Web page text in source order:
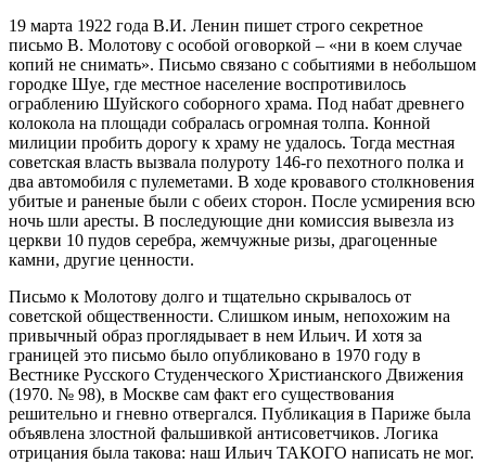
19 марта 1922 года В.И. Ленин пишет строго секретное
письмо В. Молотову с особой оговоркой – «ни в коем случае
копий не снимать». Письмо связано с событиями в небольшом
городке Шуе, где местное население воспротивилось
ограблению Шуйского соборного храма. Под набат древнего
колокола на площади собралась огромная толпа. Конной
милиции пробить дорогу к храму не удалось. Тогда местная
советская власть вызвала полуроту 146-го пехотного полка и
два автомобиля с пулеметами. В ходе кровавого столкновения
убитые и раненые были с обеих сторон. После усмирения всю
ночь шли аресты. В последующие дни комиссия вывезла из
церкви 10 пудов серебра, жемчужные ризы, драгоценные
камни, другие ценности.
Письмо к Молотову долго и тщательно скрывалось от
советской общественности. Слишком иным, непохожим на
привычный образ проглядывает в нем Ильич. И хотя за
границей это письмо было опубликовано в 1970 году в
Вестнике Русского Студенческого Христианского Движения
(1970. № 98), в Москве сам факт его существования
решительно и гневно отвергался. Публикация в Париже была
объявлена злостной фальшивкой антисоветчиков. Логика
отрицания была такова: наш Ильич ТАКОГО написать не мог.